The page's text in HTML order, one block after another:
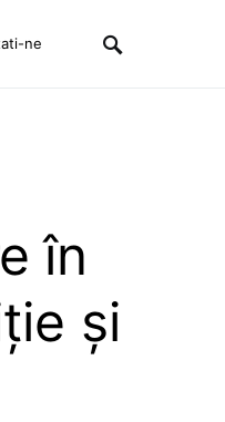
ne
în
și